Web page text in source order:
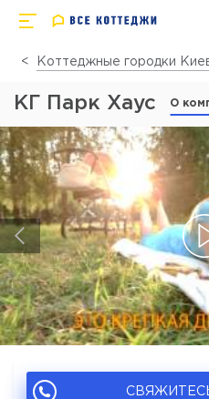
Коттеджные городки
КГ Парк Хаус О